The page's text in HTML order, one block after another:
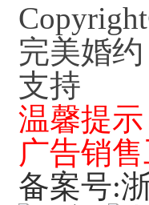
完美婚
支持
温馨提
广告销
备案号: